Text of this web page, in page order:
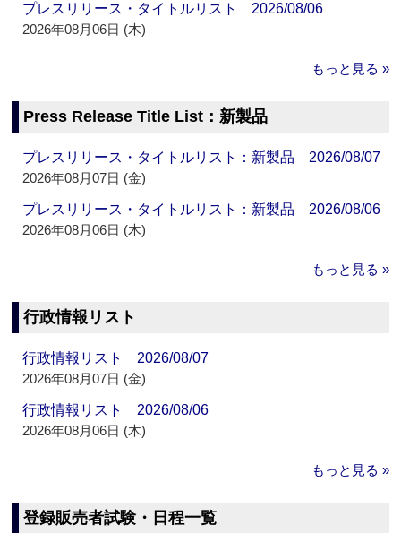
プレスリリース・タイトルリスト 2026/08/06
2026年08月06日 (木)
もっと見る »
Press Release Title List：新製品
プレスリリース・タイトルリスト：新製品 2026/08/07
2026年08月07日 (金)
プレスリリース・タイトルリスト：新製品 2026/08/06
2026年08月06日 (木)
もっと見る »
行政情報リスト
行政情報リスト 2026/08/07
2026年08月07日 (金)
行政情報リスト 2026/08/06
2026年08月06日 (木)
もっと見る »
登録販売者試験・日程一覧